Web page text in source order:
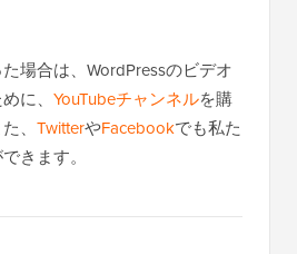
場合は、WordPressのビデオ
に、 YouTubeチャンネルを購
、 TwitterやFacebookでも私た
きます。